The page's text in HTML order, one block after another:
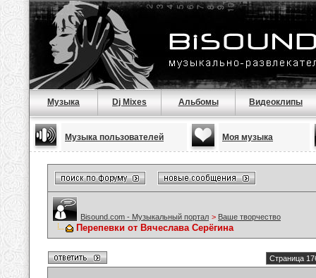
Музыка Dj Mixes Альбомы Видеоклипы
Музыка пользователей Моя музыка
Bisound.com - Музыкальный портал > Ваше творчество
Перепевки от Вячеслава Серёгина
Страница